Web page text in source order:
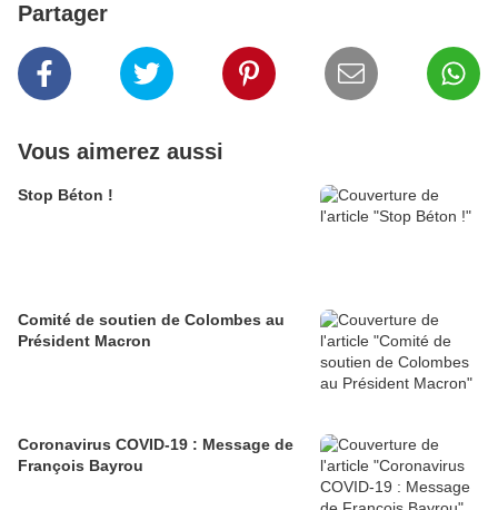
Partager
Vous aimerez aussi
Stop Béton !
Comité de soutien de Colombes au
Président Macron
Coronavirus COVID-19 : Message de
François Bayrou